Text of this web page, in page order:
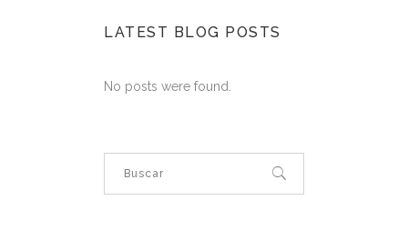
LATEST BLOG POSTS
No posts were found.